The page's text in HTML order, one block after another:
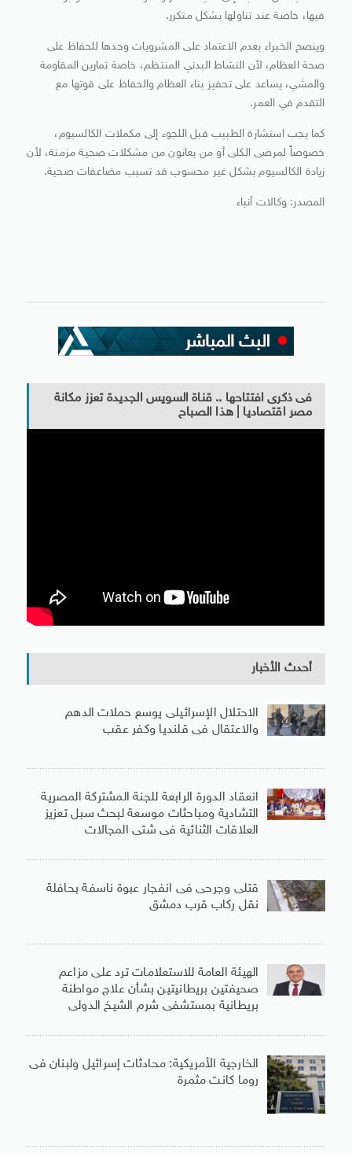
فيها، خاصة عند تناولها بشكل متكرر.
وينصح الخبراء بعدم الاعتماد على المشروبات وحدها للحفاظ على
صحة العظام، لأن النشاط البدني المنتظم، خاصة تمارين المقاومة
والمشي، يساعد على تحفيز بناء العظام والحفاظ على قوتها مع
التقدم في العمر.
كما يجب استشارة الطبيب قبل اللجوء إلى مكملات الكالسيوم،
خصوصاً لمرضى الكلى أو من يعانون من مشكلات صحية مزمنة، لأن
زيادة الكالسيوم بشكل غير محسوب قد تسبب مضاعفات صحية.
المصدر: وكالات أنباء
فى ذكرى افتتاحها .. قناة السويس الجديدة تعزز مكانة
مصر اقتصاديا | هذا الصباح
أحدث الأخبار
الاحتلال الإسرائيلى يوسع حملات الدهم
والاعتقال فى قلنديا وكفر عقب
انعقاد الدورة الرابعة للجنة المشتركة المصرية
التشادية ومباحثات موسعة لبحث سبل تعزيز
العلاقات الثنائية فى شتى المجالات
قتلى وجرحى فى انفجار عبوة ناسفة بحافلة
نقل ركاب قرب دمشق
الهيئة العامة للاستعلامات ترد على مزاعم
صحيفتين بريطانيتين بشأن علاج مواطنة
بريطانية بمستشفى شرم الشيخ الدولى
الخارجية الأمريكية: محادثات إسرائيل ولبنان فى
روما كانت مثمرة